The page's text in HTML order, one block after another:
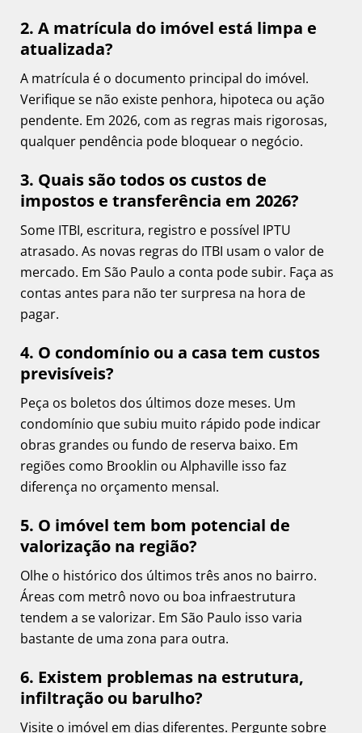
2. A matrícula do imóvel está limpa e
atualizada?
A matrícula é o documento principal do imóvel.
Verifique se não existe penhora, hipoteca ou ação
pendente. Em 2026, com as regras mais rigorosas,
qualquer pendência pode bloquear o negócio.
3. Quais são todos os custos de
impostos e transferência em 2026?
Some ITBI, escritura, registro e possível IPTU
atrasado. As novas regras do ITBI usam o valor de
mercado. Em São Paulo a conta pode subir. Faça as
contas antes para não ter surpresa na hora de
pagar.
4. O condomínio ou a casa tem custos
previsíveis?
Peça os boletos dos últimos doze meses. Um
condomínio que subiu muito rápido pode indicar
obras grandes ou fundo de reserva baixo. Em
regiões como Brooklin ou Alphaville isso faz
diferença no orçamento mensal.
5. O imóvel tem bom potencial de
valorização na região?
Olhe o histórico dos últimos três anos no bairro.
Áreas com metrô novo ou boa infraestrutura
tendem a se valorizar. Em São Paulo isso varia
bastante de uma zona para outra.
6. Existem problemas na estrutura,
infiltração ou barulho?
Visite o imóvel em dias diferentes. Pergunte sobre